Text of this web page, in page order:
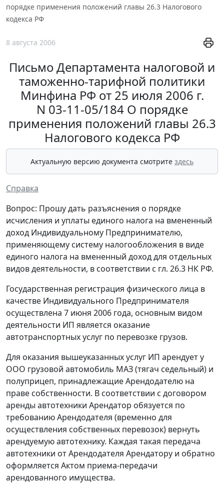
порядке применения положений главы 26.3 Налогового
кодекса РФ
8 августа 2006
Письмо Департамента налоговой и
таможенно-тарифной политики
Минфина РФ от 25 июля 2006 г.
N 03-11-05/184 О порядке
применения положений главы 26.3
Налогового кодекса РФ
Актуальную версию документа смотрите здесь
Справка
Вопрос: Прошу дать разъяснения о порядке
исчисления и уплаты единого налога на вмененный
доход Индивидуальному Предпринимателю,
применяющему систему налогообложения в виде
единого налога на вмененный доход для отдельных
видов деятельности, в соответствии с гл. 26.3 НК РФ.
Государственная регистрация физического лица в
качестве Индивидуального Предпринимателя
осуществлена 7 июня 2006 года, основным видом
деятельности ИП является оказание
автотранспортных услуг по перевозке грузов.
Для оказания вышеуказанных услуг ИП арендует у
ООО грузовой автомобиль МАЗ (тягач седельный) и
полуприцеп, принадлежащие Арендодателю на
праве собственности. В соответствии с договором
аренды автотехники Арендатор обязуется по
требованию Арендодателя (временно для
осуществления собственных перевозок) вернуть
арендуемую автотехнику. Каждая такая передача
автотехники от Арендодателя Арендатору и обратно
оформляется Актом приема-передачи
арендованного имущества.